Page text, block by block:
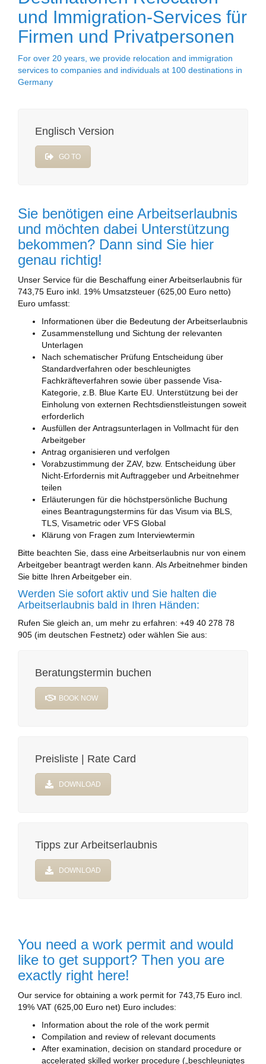
und Immigration-Services für
Firmen und Privatpersonen
For over 20 years, we provide relocation and immigration
services to companies and individuals at 100 destinations in
Germany
Englisch Version
GO TO
Sie benötigen eine Arbeitserlaubnis
und möchten dabei Unterstützung
bekommen? Dann sind Sie hier
genau richtig!
Unser Service für die Beschaffung einer Arbeitserlaubnis für
743,75 Euro inkl. 19% Umsatzsteuer (625,00 Euro netto)
Euro umfasst:
Informationen über die Bedeutung der Arbeitserlaubnis
Zusammenstellung und Sichtung der relevanten
Unterlagen
Nach schematischer Prüfung Entscheidung über
Standardverfahren oder beschleunigtes
Fachkräfteverfahren sowie über passende Visa-
Kategorie, z.B. Blue Karte EU. Unterstützung bei der
Einholung von externen Rechtsdienstleistungen soweit
erforderlich
Ausfüllen der Antragsunterlagen in Vollmacht für den
Arbeitgeber
Antrag organisieren und verfolgen
Vorabzustimmung der ZAV, bzw. Entscheidung über
Nicht-Erfordernis mit Auftraggeber und Arbeitnehmer
teilen
Erläuterungen für die höchstpersönliche Buchung
eines Beantragungstermins für das Visum via BLS,
TLS, Visametric oder VFS Global
Klärung von Fragen zum Interviewtermin
Bitte beachten Sie, dass eine Arbeitserlaubnis nur von einem
Arbeitgeber beantragt werden kann. Als Arbeitnehmer binden
Sie bitte Ihren Arbeitgeber ein.
Werden Sie sofort aktiv und Sie halten die
Arbeitserlaubnis bald in Ihren Händen:
Rufen Sie gleich an, um mehr zu erfahren: +49 40 278 78
905 (im deutschen Festnetz) oder wählen Sie aus:
Beratungstermin buchen
BOOK NOW
Preisliste | Rate Card
DOWNLOAD
Tipps zur Arbeitserlaubnis
DOWNLOAD
You need a work permit and would
like to get support? Then you are
exactly right here!
Our service for obtaining a work permit for 743,75 Euro incl.
19% VAT (625,00 Euro net) Euro includes:
Information about the role of the work permit
Compilation and review of relevant documents
After examination, decision on standard procedure or
accelerated skilled worker procedure („beschleunigtes